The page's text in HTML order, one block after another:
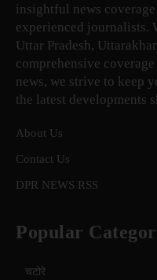
insightful news
experienced journalists.
Uttar Pradesh,
comprehensive
news, we strive to keep
the latest developments
About Us
Contact Us
DPR NEWS RSS
Popular
चटोरे